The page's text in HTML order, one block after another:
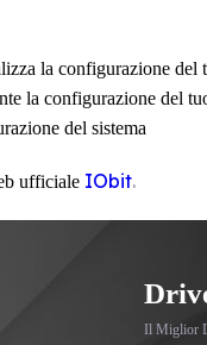
la configurazione del
la configurazione del
del sistema
ufficiale IObit.
Il Miglior